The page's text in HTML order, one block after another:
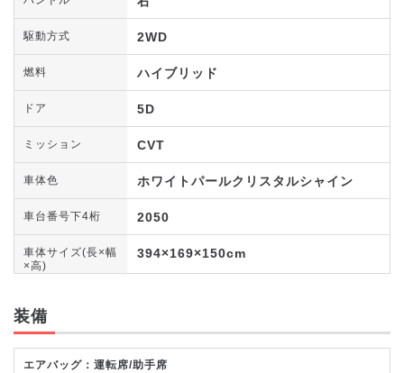
駆動方式 2WD
燃料 ハイブリッド
ドア 5D
ミッション CVT
車体色 ホワイトパールクリスタルシャイン
車台番号下4桁 2050
車体サイズ(長×幅
×高)
394×169×150cm
装備
エアバッグ：運転席/助手席